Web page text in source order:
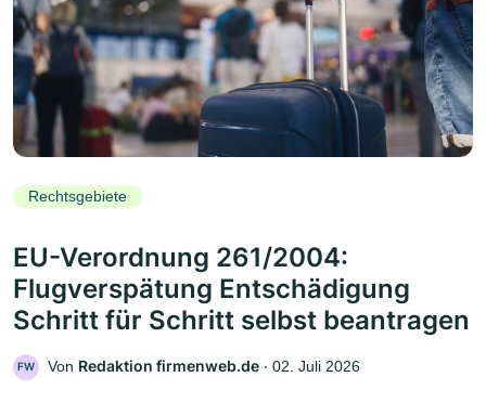
Rechtsgebiete
EU-Verordnung 261/2004:
Flugverspätung Entschädigung
Schritt für Schritt selbst beantragen
FW Von Redaktion firmenweb.de ‧ 02. Juli 2026